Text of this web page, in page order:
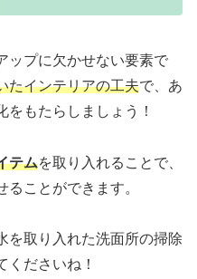
ップに欠かせない要素で
たインテリアの工夫で、あ
をもたらしましょう！
テムを取り入れることで、
ことができます。
を取り入れた洗面所の掃除
くださいね！